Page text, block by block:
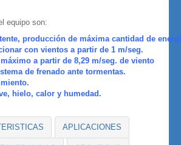
equipo son:
producción de máxima cantidad de
con vientos a partir de 1 m/seg.
a partir de 8,29 m/seg. de viento
de frenado ante tormentas.
hielo, calor y humedad.
APLICACIONES